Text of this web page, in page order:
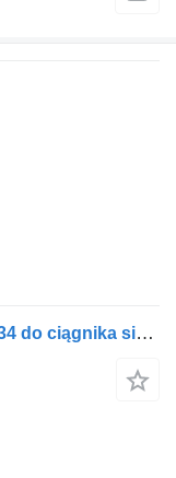
Jednostka sterująca WABCO 2109334 do ciągnika siodłowego DAF